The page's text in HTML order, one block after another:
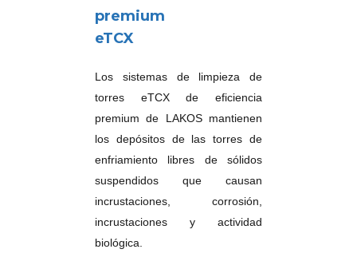
premium
eTCX
Los sistemas de limpieza de
torres eTCX de eficiencia
premium de LAKOS mantienen
los depósitos de las torres de
enfriamiento libres de sólidos
suspendidos que causan
incrustaciones, corrosión,
incrustaciones y actividad
biológica.